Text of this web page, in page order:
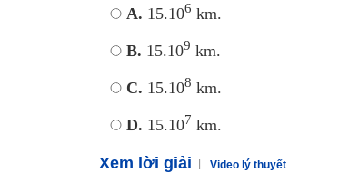
A. 15.106 km.
B. 15.109 km.
C. 15.108 km.
D. 15.107 km.
Xem lời giải Video lý thuyết